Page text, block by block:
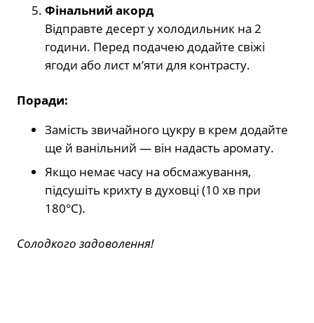
Фінальний акорд
Відправте десерт у холодильник на 2
години. Перед подачею додайте свіжі
ягоди або лист м’яти для контрасту.
Поради:
Замість звичайного цукру в крем додайте
ще й ванільний — він надасть аромату.
Якщо немає часу на обсмажування,
підсушіть крихту в духовці (10 хв при
180°C).
Солодкого задоволення!